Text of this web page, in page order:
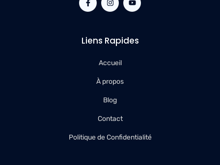
Liens Rapides
Accueil
À propos
Blog
Contact
Politique de Confidentialité